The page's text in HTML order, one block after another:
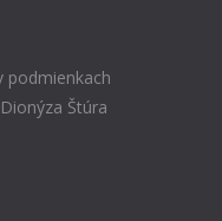
podmienkach
Štúra